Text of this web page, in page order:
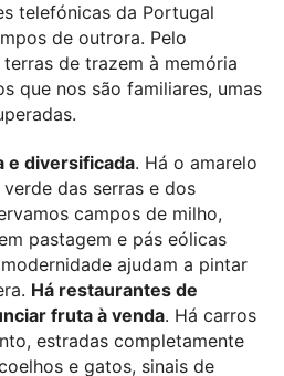
telefónicas da Portugal
de outrora. Pelo
de trazem à memória
que nos são familiares, umas
e diversificada. Há o amarelo
das serras e dos
campos de milho,
pastagem e pás eólicas
ajudam a pintar
Há restaurantes de
fruta à venda. Há carros
estradas completamente
e gatos, sinais de